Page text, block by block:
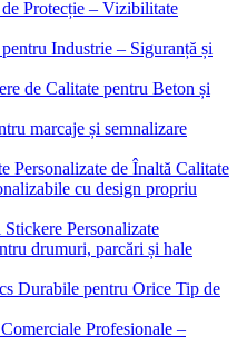
Protecție – Vizibilitate
Industrie – Siguranță și
de Calitate pentru Beton și
marcaje și semnalizare
Personalizate de Înaltă Calitate
cu design propriu
Personalizate
drumuri, parcări și hale
Durabile pentru Orice Tip de
Profesionale –